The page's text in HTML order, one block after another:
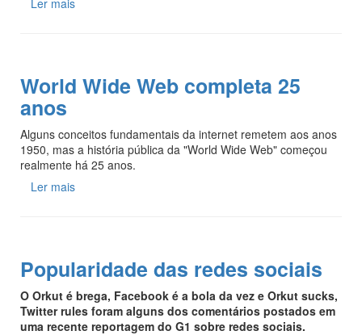
World Wide Web completa 25
anos
Alguns conceitos fundamentais da internet remetem aos anos
1950, mas a história pública da "World Wide Web" começou
realmente há 25 anos.
Ler mais
Popularidade das redes sociais
O Orkut é brega, Facebook é a bola da vez e Orkut sucks,
Twitter rules foram alguns dos comentários postados em
uma recente reportagem do G1 sobre redes sociais.